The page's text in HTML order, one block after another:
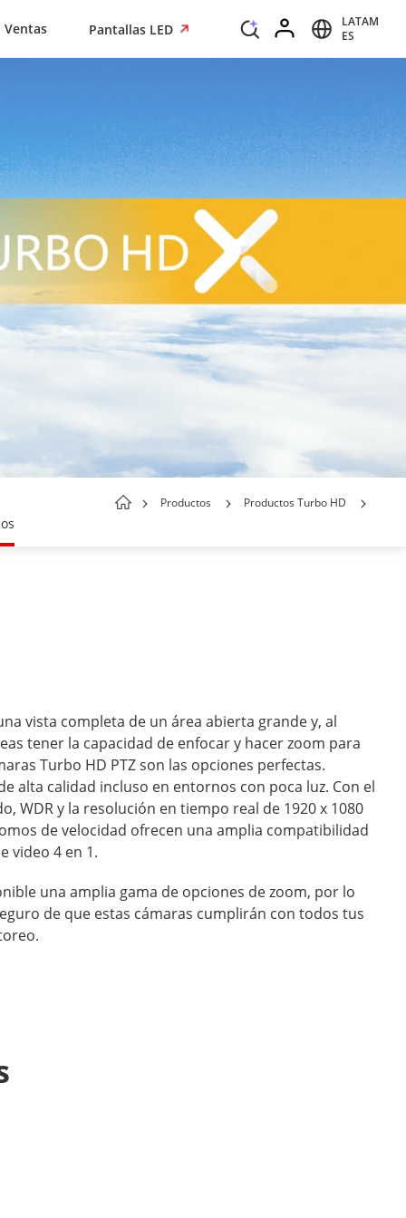
Ventas Pantallas LED
LATAM
ES
Productos Productos Turbo HD
vista completa de un área abierta grande y, al
tener la capacidad de enfocar y hacer zoom para
Turbo HD PTZ son las opciones perfectas.
alta calidad incluso en entornos con poca luz. Con el
WDR y la resolución en tiempo real de 1920 x 1080
de velocidad ofrecen una amplia compatibilidad
video 4 en 1.
una amplia gama de opciones de zoom, por lo
de que estas cámaras cumplirán con todos tus